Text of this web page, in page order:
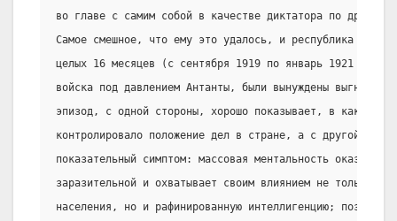
во главе с самим собой в качестве диктатора по
Самое смешное, что ему это удалось, и республика
целых 16 месяцев (с сентября 1919 по январь 1921 года,
войска под давлением Антанты, были вынуждены выгнать
эпизод, с одной стороны, хорошо показывает, в какой
контролировало положение дел в стране, а с другой
показательный симптом: массовая ментальность
заразительной и охватывает своим влиянием не только
населения, но и рафинированную интеллигенцию; позже